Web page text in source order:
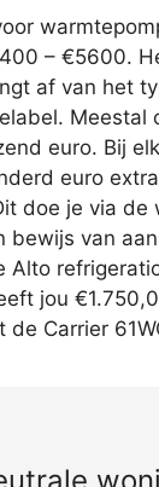
– €5600.
af van het
Meestal
euro. Bij
euro
doe je via de
bewijs van
Alto
jou
de Carrier